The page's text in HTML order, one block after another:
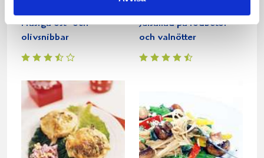
Frasiga ost- och
olivsnibbar
Julsallad på rödbetor
och valnötter